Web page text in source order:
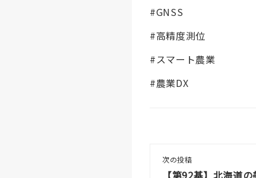
#GNSS
#高精度測位
#スマート農業
#農業DX
次の投稿
【第92基】北海道